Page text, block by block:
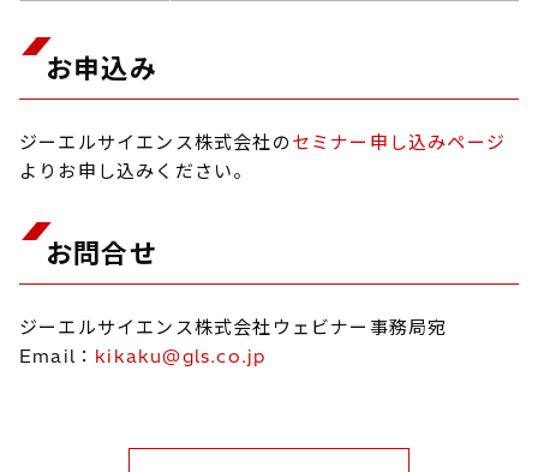
お申込み
ジーエルサイエンス株式会社のセミナー申し込みページ
よりお申し込みください。
お問合せ
ジーエルサイエンス株式会社ウェビナー事務局宛
Email： kikaku@gls.co.jp